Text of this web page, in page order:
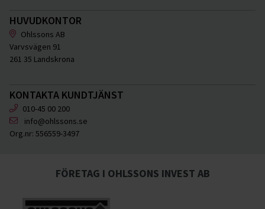
HUVUDKONTOR
Ohlssons AB
Varvsvägen 91
261 35 Landskrona
KONTAKTA KUNDTJÄNST
010-45 00 200
info@ohlssons.se
Org.nr: 556559-3497
FÖRETAG I OHLSSONS INVEST AB